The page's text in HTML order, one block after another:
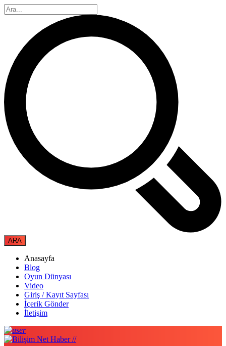
Anasayfa
Blog
Oyun Dünyası
Video
Giriş / Kayıt Sayfası
İçerik Gönder
İletişim